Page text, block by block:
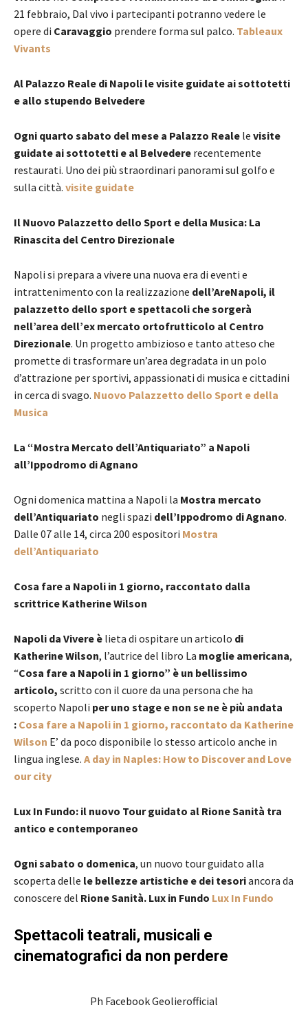
21 febbraio, Dal vivo i partecipanti potranno vedere le
opere di Caravaggio prendere forma sul palco. Tableaux
Vivants
Al Palazzo Reale di Napoli le visite guidate ai sottotetti
e allo stupendo Belvedere
Ogni quarto sabato del mese a Palazzo Reale le visite
guidate ai sottotetti e al Belvedere recentemente
restaurati. Uno dei più straordinari panorami sul golfo e
sulla città. visite guidate
Il Nuovo Palazzetto dello Sport e della Musica: La
Rinascita del Centro Direzionale
Napoli si prepara a vivere una nuova era di eventi e
intrattenimento con la realizzazione dell’AreNapoli, il
palazzetto dello sport e spettacoli che sorgerà
nell’area dell’ex mercato ortofrutticolo al Centro
Direzionale. Un progetto ambizioso e tanto atteso che
promette di trasformare un’area degradata in un polo
d’attrazione per sportivi, appassionati di musica e cittadini
in cerca di svago. Nuovo Palazzetto dello Sport e della
Musica
La “Mostra Mercato dell’Antiquariato” a Napoli
all’Ippodromo di Agnano
Ogni domenica mattina a Napoli la Mostra mercato
dell’Antiquariato negli spazi dell’Ippodromo di Agnano.
Dalle 07 alle 14, circa 200 espositori Mostra
dell’Antiquariato
Cosa fare a Napoli in 1 giorno, raccontato dalla
scrittrice Katherine Wilson
Napoli da Vivere è lieta di ospitare un articolo di
Katherine Wilson, l’autrice del libro La moglie americana,
“Cosa fare a Napoli in 1 giorno” è un bellissimo
articolo, scritto con il cuore da una persona che ha
scoperto Napoli per uno stage e non se ne è più andata
: Cosa fare a Napoli in 1 giorno, raccontato da Katherine
Wilson E’ da poco disponibile lo stesso articolo anche in
lingua inglese. A day in Naples: How to Discover and Love
our city
Lux In Fundo: il nuovo Tour guidato al Rione Sanità tra
antico e contemporaneo
Ogni sabato o domenica, un nuovo tour guidato alla
scoperta delle le bellezze artistiche e dei tesoriancora da
conoscere del Rione Sanità. Lux in Fundo Lux In Fundo
Spettacoli teatrali, musicali e
cinematografici da non perdere
Ph Facebook Geolierofficial